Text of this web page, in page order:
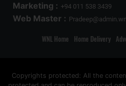
Marketing : +94 011 538 3439
Web Master :
WNL Home Home Delivery
Copyrights protected: All the